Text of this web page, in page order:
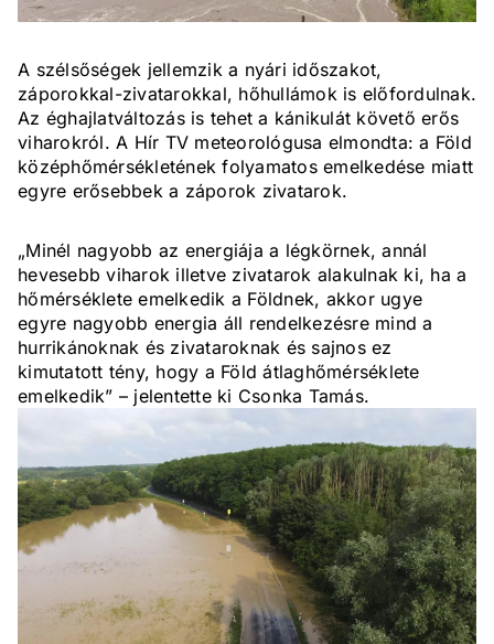
A szélsőségek jellemzik a nyári időszakot,
záporokkal-zivatarokkal, hőhullámok is előfordulnak.
Az éghajlatváltozás is tehet a kánikulát követő erős
viharokról. A Hír TV meteorológusa elmondta: a Föld
középhőmérsékletének folyamatos emelkedése miatt
egyre erősebbek a záporok zivatarok.
„Minél nagyobb az energiája a légkörnek, annál
hevesebb viharok illetve zivatarok alakulnak ki, ha a
hőmérséklete emelkedik a Földnek, akkor ugye
egyre nagyobb energia áll rendelkezésre mind a
hurrikánoknak és zivataroknak és sajnos ez
kimutatott tény, hogy a Föld átlaghőmérséklete
emelkedik” – jelentette ki Csonka Tamás.